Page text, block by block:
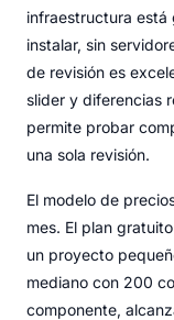
infraestructura está
instalar, sin
de revisión es
slider y diferencias
permite probar
una sola revisión.
El modelo de
mes. El plan
un proyecto
mediano con 200
componente,